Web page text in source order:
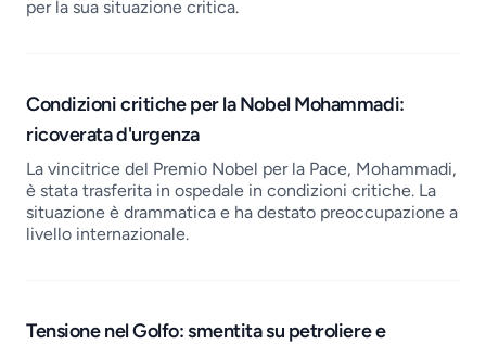
per la sua situazione critica.
Condizioni critiche per la Nobel Mohammadi:
ricoverata d'urgenza
La vincitrice del Premio Nobel per la Pace, Mohammadi,
è stata trasferita in ospedale in condizioni critiche. La
situazione è drammatica e ha destato preoccupazione a
livello internazionale.
Tensione nel Golfo: smentita su petroliere e